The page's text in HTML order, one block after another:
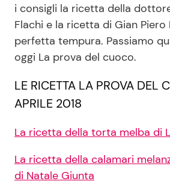
i consigli la ricetta della
Flachi e la ricetta di Gian Piero
perfetta tempura. Passiamo
oggi La prova del cuoco.
LE RICETTA LA PROVA DEL
APRILE 2018
La ricetta della torta melba di
La ricetta della calamari
di Natale Giunta